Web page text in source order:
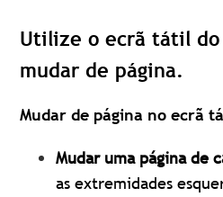
Utilize o ecrã tátil do
mudar de página.
Mudar de página no ecrã
Mudar uma página de
as extremidades